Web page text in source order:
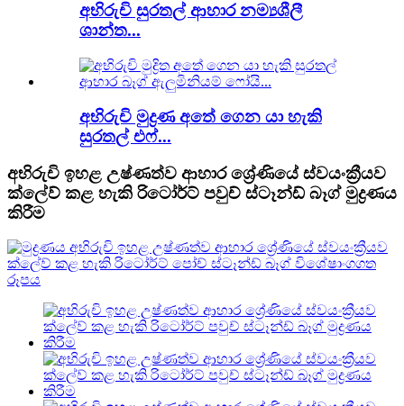
අභිරුචි සුරතල් ආහාර නම්‍යශීලී
ශාන්ත...
අභිරුචි මුද්‍රණ අතේ ගෙන යා හැකි
සුරතල් එෆ්...
අභිරුචි ඉහළ උෂ්ණත්ව ආහාර ශ්‍රේණියේ ස්වයංක්‍රීයව
ක්ලේව් කළ හැකි රිටෝර්ට් පවුච් ස්ටෑන්ඩ් බෑග් මුද්‍රණය
කිරීම